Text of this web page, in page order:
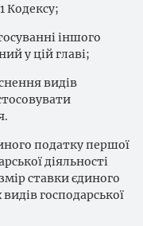
Кодексу;
іншого
у цій главі;
видів
податку першої
діяльності
ставки єдиного
господарської